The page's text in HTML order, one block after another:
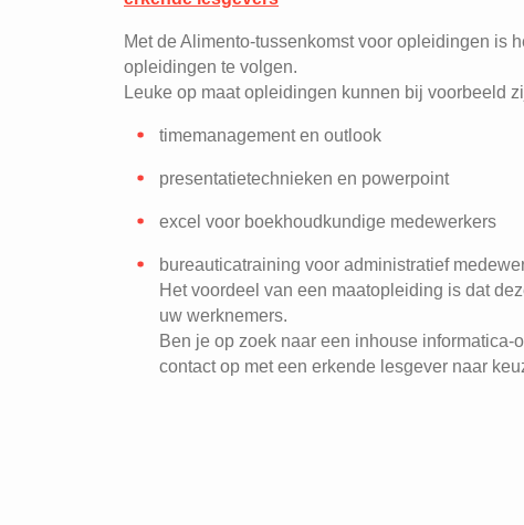
Met de Alimento-tussenkomst voor opleidingen is
opleidingen te volgen.
Leuke op maat opleidingen kunnen bij voorbeeld
timemanagement en outlook
presentatietechnieken en powerpoint
excel voor boekhoudkundige medewerkers
bureauticatraining voor administratief
Het voordeel van een maatopleiding is dat
uw werknemers.
Ben je op zoek naar een inhouse
contact op met een erkende lesgever naar